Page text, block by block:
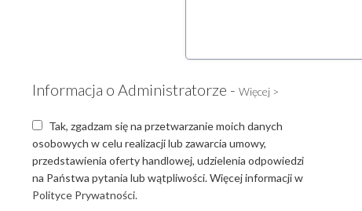
Informacja o Administratorze - Więcej >
Tak, zgadzam się na przetwarzanie moich danych
osobowych w celu realizacji lub zawarcia umowy,
przedstawienia oferty handlowej, udzielenia odpowiedzi
na Państwa pytania lub wątpliwości. Więcej informacji w
Polityce Prywatności.